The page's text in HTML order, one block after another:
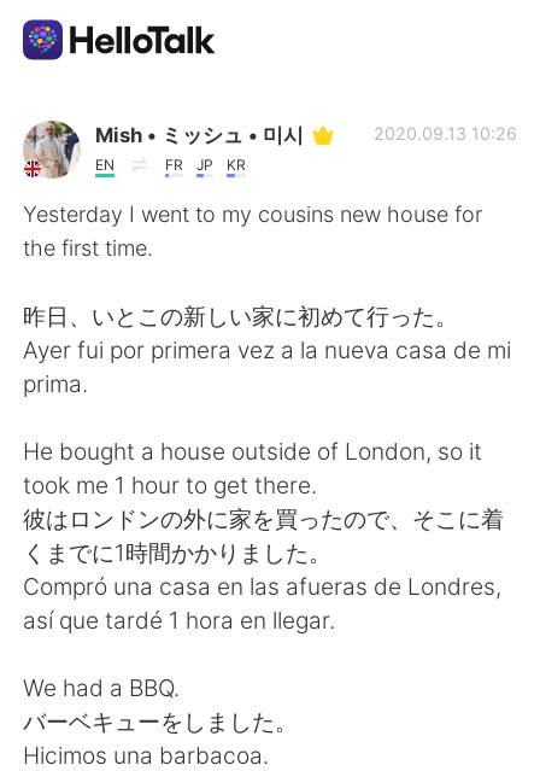
Language Exchange App
AI Grammar Checker
English
简体中文 繁體中文
Français Deutsch
日本語 한국어
Русский
Türkçe Tiếng Việt
Mish • ミッシュ • 미시
EN FR JP KR
2020.09.13 10:26
Yesterday I went to my cousins new house for
the first time.
昨日、いとこの新しい家に初めて行った。
Ayer fui por primera vez a la nueva casa de mi
prima.
He bought a house outside of London, so it
took me 1 hour to get there.
彼はロンドンの外に家を買ったので、そこに着
くまでに1時間かかりました。
Compró una casa en las afueras de Londres,
así que tardé 1 hora en llegar.
We had a BBQ.
バーベキューをしました。
Hicimos una barbacoa.